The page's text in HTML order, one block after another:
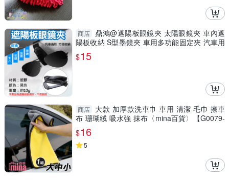
商店
鼎鴻@遮陽板眼鏡夾 太陽眼鏡夾 車內遮
陽板收納 S型墨鏡夾 車用多功能固定夾 汽車用
品 汽車精品
$15
商店
大款 加厚款洗車巾 車用 清潔 毛巾 擦車
布 珊瑚絨 吸水強 抹布〈mina百貨〉【G0079-
F】
$16
5